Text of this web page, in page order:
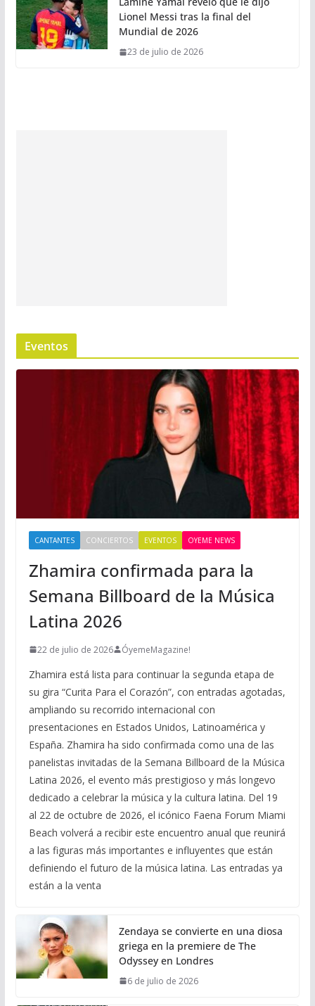
Lionel Messi tras la final del
Mundial de 2026
23 de julio de 2026
Eventos
CANTANTES CONCIERTOS EVENTOS OYEME NEWS
Zhamira confirmada para la
Semana Billboard de la Música
Latina 2026
22 de julio de 2026 ÓyemeMagazine!
Zhamira está lista para continuar la segunda etapa de
su gira “Curita Para el Corazón”, con entradas agotadas,
ampliando su recorrido internacional con
presentaciones en Estados Unidos, Latinoamérica y
España. Zhamira ha sido confirmada como una de las
panelistas invitadas de la Semana Billboard de la Música
Latina 2026, el evento más prestigioso y más longevo
dedicado a celebrar la música y la cultura latina. Del 19
al 22 de octubre de 2026, el icónico Faena Forum Miami
Beach volverá a recibir este encuentro anual que reunirá
a las figuras más importantes e influyentes que están
definiendo el futuro de la música latina. Las entradas ya
están a la venta
Zendaya se convierte en una diosa
griega en la premiere de The
Odyssey en Londres
6 de julio de 2026